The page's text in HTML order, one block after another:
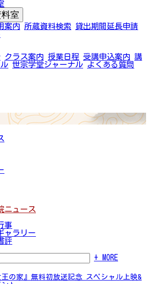
室
案内 所蔵資料検索
貸出期間延長申請
クラス案内 授業日程 受講申込案内 講
世宗学堂ジャーナル よくある質問
ニュース
事
ャラリー
評
+ MORE
王の家』無料初放送記念 スペシャル上映&